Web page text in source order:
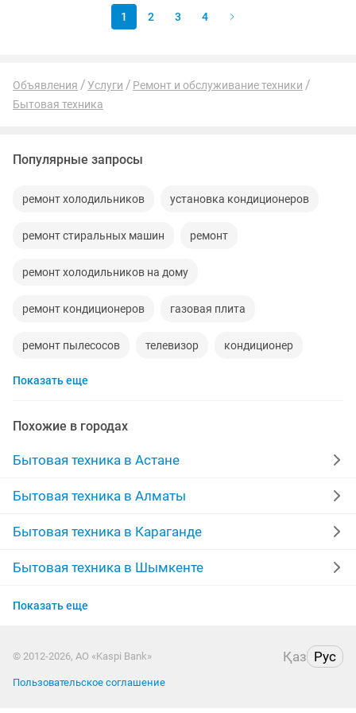
1 2 3 4
Объявления Услуги
Ремонт и обслуживание техники
Бытовая техника
Популярные запросы
ремонт холодильников установка кондиционеров
ремонт стиральных машин ремонт
ремонт холодильников на дому
ремонт кондиционеров газовая плита
ремонт пылесосов телевизор кондиционер
холодильники
автомашина стиральная машина
ремонт посудомоечных машин
ремонт котлов гарантия пылесос
ремонт компьютеров плиты
ремонт утюгов
Показать еще
Похожие в городах
Бытовая техника в Астане
Бытовая техника в Алматы
Бытовая техника в Караганде
Бытовая техника в Шымкенте
Бытовая техника в Усть-Каменогорске
Бытовая техника в Таразе
Показать еще
© 2012-2026, АО «Kaspi Bank» Қаз Рус
Пользовательское соглашение